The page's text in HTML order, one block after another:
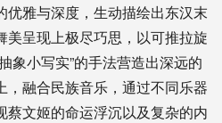
优雅与深度，生动描绘出东汉末
美呈现上极尽巧思，以可推拉旋
象小写实”的手法营造出深远的
，融合民族音乐，通过不同乐器
蔡文姬的命运浮沉以及复杂的内